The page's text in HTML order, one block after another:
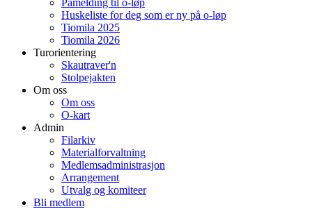
Huskeliste for deg som er ny på o-løp
Tiomila 2025
Tiomila 2026
Turorientering
Skautraver'n
Stolpejakten
Om oss
Om oss
O-kart
Admin
Filarkiv
Materialforvaltning
Medlemsadministrasjon
Arrangement
Utvalg og komiteer
Bli medlem